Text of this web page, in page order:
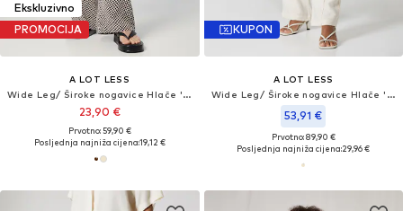
Ekskluzivno
PROMOCIJA
A LOT LESS
Wide Leg/ Široke nogavice Hlače 'Leila'
23,90 €
Prvotno: 59,90 €
Posljednja najniža cijena:19,12 €
KUPON
A LOT LESS
Wide Leg/ Široke nogavice Hlače 'Philine'
53,91 €
Prvotno: 89,90 €
Posljednja najniža cijena:29,96 €